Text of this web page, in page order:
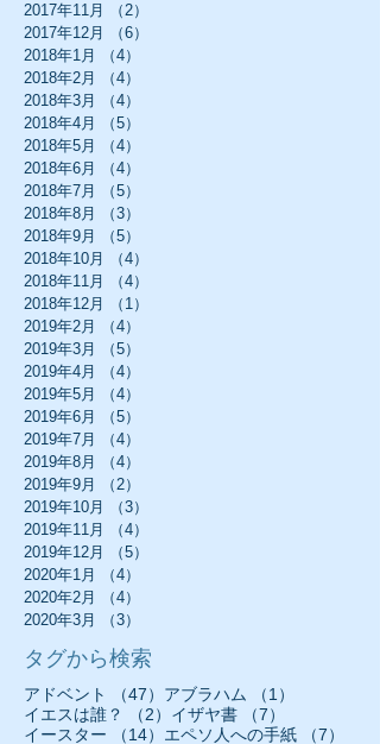
2017年11月
（2）
2017年12月
（6）
2018年1月
（4）
2018年2月
（4）
2018年3月
（4）
2018年4月
（5）
2018年5月
（4）
2018年6月
（4）
2018年7月
（5）
2018年8月
（3）
2018年9月
（5）
2018年10月
（4）
2018年11月
（4）
2018年12月
（1）
2019年2月
（4）
2019年3月
（5）
2019年4月
（4）
2019年5月
（4）
2019年6月
（5）
2019年7月
（4）
2019年8月
（4）
2019年9月
（2）
2019年10月
（3）
2019年11月
（4）
2019年12月
（5）
2020年1月
（4）
2020年2月
（4）
2020年3月
（3）
タグから検索
アドベント （47） 47件の記事
アブラハム （1）
イエスは誰？
（2） 2件の記事
イザヤ書 （7）
イースター
（14） 14件の記事
エペソ人への手紙 （7）